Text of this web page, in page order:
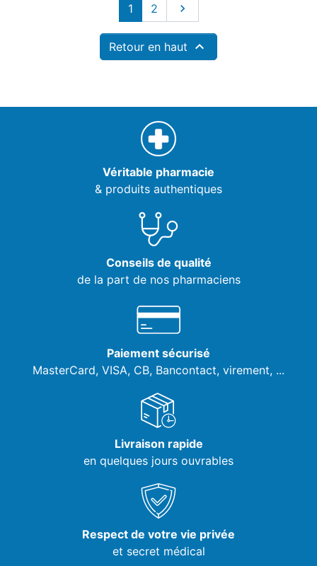
1 2 Suivant

Retour en haut 
Véritable pharmacie
& produits authentiques
Conseils de qualité
de la part de nos pharmaciens
Paiement sécurisé
MasterCard, VISA, CB, Bancontact, virement, ...
Livraison rapide
en quelques jours ouvrables
Respect de votre vie privée
et secret médical